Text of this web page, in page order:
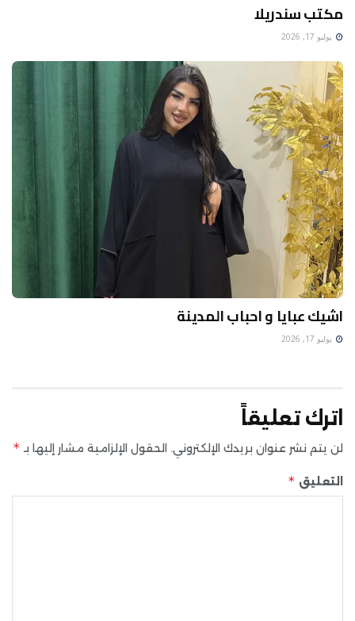
مكتب سندريلا
يوليو 17, 2026
اشيك عبايا و احباب المدينة
يوليو 17, 2026
اترك تعليقاً
لن يتم نشر عنوان بريدك الإلكتروني. الحقول الإلزامية مشار إليها بـ *
التعليق *